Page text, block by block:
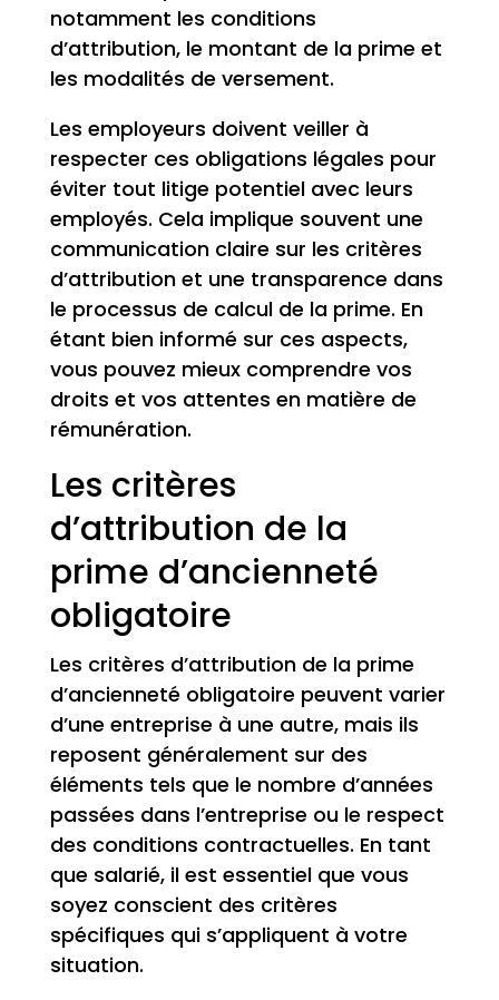
notamment les conditions
d’attribution, le montant de la prime et
les modalités de versement.
Les employeurs doivent veiller à
respecter ces obligations légales pour
éviter tout litige potentiel avec leurs
employés. Cela implique souvent une
communication claire sur les critères
d’attribution et une transparence dans
le processus de calcul de la prime. En
étant bien informé sur ces aspects,
vous pouvez mieux comprendre vos
droits et vos attentes en matière de
rémunération.
Les critères
d’attribution de la
prime d’ancienneté
obligatoire
Les critères d’attribution de la prime
d’ancienneté obligatoire peuvent varier
d’une entreprise à une autre, mais ils
reposent généralement sur des
éléments tels que le nombre d’années
passées dans l’entreprise ou le respect
des conditions contractuelles. En tant
que salarié, il est essentiel que vous
soyez conscient des critères
spécifiques qui s’appliquent à votre
situation.